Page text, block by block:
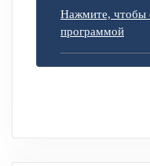
Нажмите, чтобы
программой